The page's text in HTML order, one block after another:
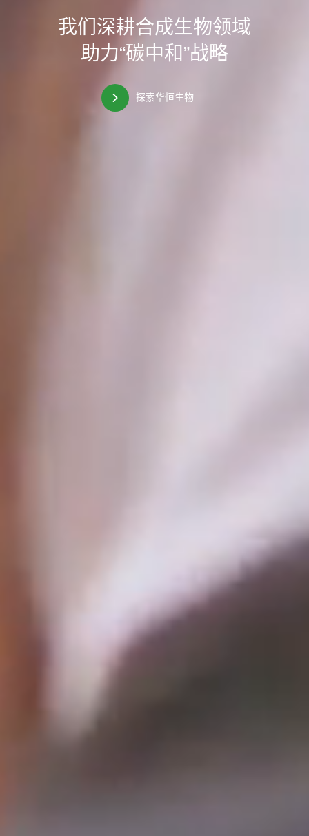
我们深耕合成生物领域
助力“碳中和”战略
探索华恒生物
我们深耕合成生物领域
助力“碳中和”战略
探索华恒生物
我们深耕合成生物领域
助力“碳中和”战略
探索华恒生物